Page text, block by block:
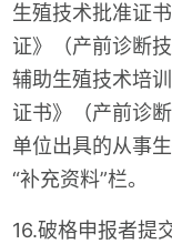
生殖技术批准证
证》（产前诊断
辅助生殖技术培
证书》（产前诊
单位出具的从事
“补充资料”栏。
16.破格申报者提